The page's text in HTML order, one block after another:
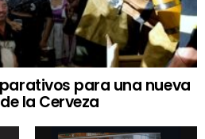
para una nueva
la Cerveza